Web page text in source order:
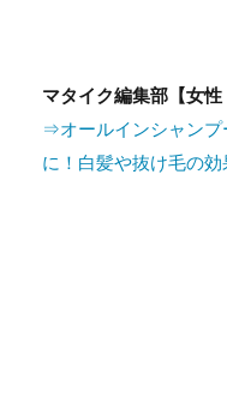
マタイク編集部【女
⇒オールインシャンプ
に！白髪や抜け毛の効